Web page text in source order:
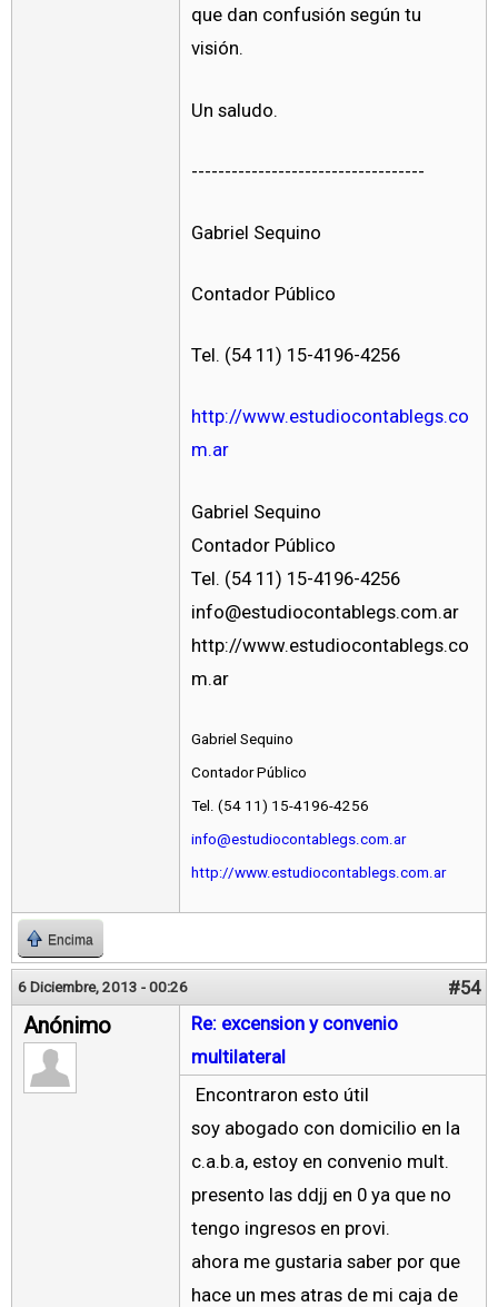
que dan confusión según tu
visión.
Un saludo.
-----------------------------------
Gabriel Sequino
Contador Público
Tel. (54 11) 15-4196-4256
http://www.estudiocontablegs.co
m.ar
Gabriel Sequino
Contador Público
Tel. (54 11) 15-4196-4256
info@estudiocontablegs.com.ar
http://www.estudiocontablegs.co
m.ar
Gabriel Sequino
Contador Público
Tel. (54 11) 15-4196-4256
info@estudiocontablegs.com.ar
http://www.estudiocontablegs.com.ar
Encima
6 Diciembre, 2013 - 00:26 #54
Anónimo
Re: excension y convenio
multilateral
Encontraron esto útil
soy abogado con domicilio en la
c.a.b.a, estoy en convenio mult.
presento las ddjj en 0 ya que no
tengo ingresos en provi.
ahora me gustaria saber por que
hace un mes atras de mi caja de